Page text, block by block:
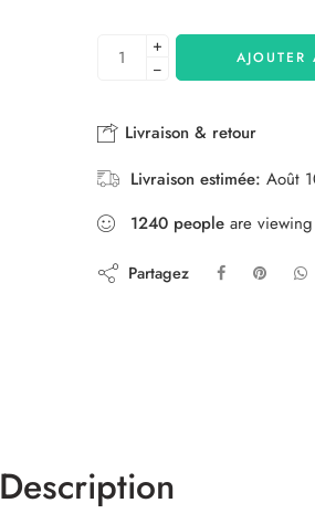
+
−
AJOUTER
Livraison & retour
Livraison estimée: Août
1240 people are
Partagez
Description